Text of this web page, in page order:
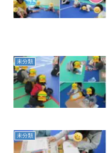
未分類
未分類